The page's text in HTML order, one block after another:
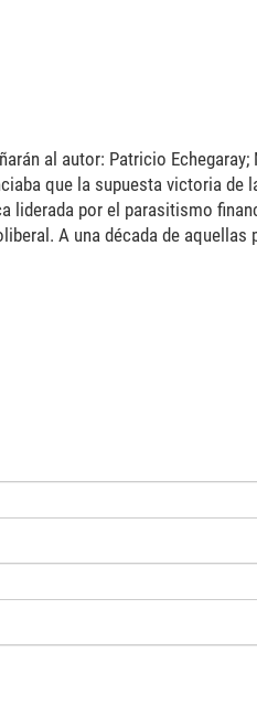
al autor: Patricio
que la supuesta victoria
liderada por el parasitismo
A una década de